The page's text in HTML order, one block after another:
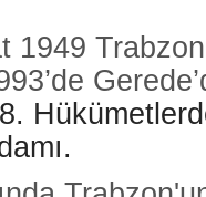
1949